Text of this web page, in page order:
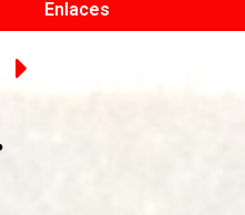
Enlaces